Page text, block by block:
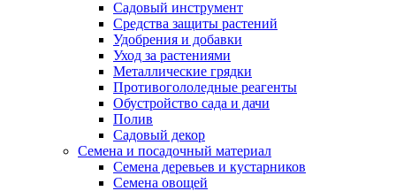
Садовый инструмент
Средства защиты растений
Удобрения и добавки
Уход за растениями
Металлические грядки
Противогололедные реагенты
Обустройство сада и дачи
Полив
Садовый декор
Семена и посадочный материал
Семена деревьев и кустарников
Семена овощей